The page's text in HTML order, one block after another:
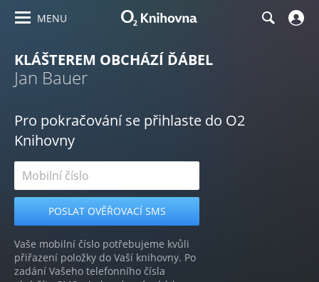
MENU
KLÁŠTEREM OBCHÁZÍ ĎÁBEL
Jan Bauer
Pro pokračování se přihlaste do O2
Knihovny
Vaše mobilní číslo potřebujeme kvůli
přiřazení položky do Vaší knihovny. Po
zadání Vašeho telefonního čísla